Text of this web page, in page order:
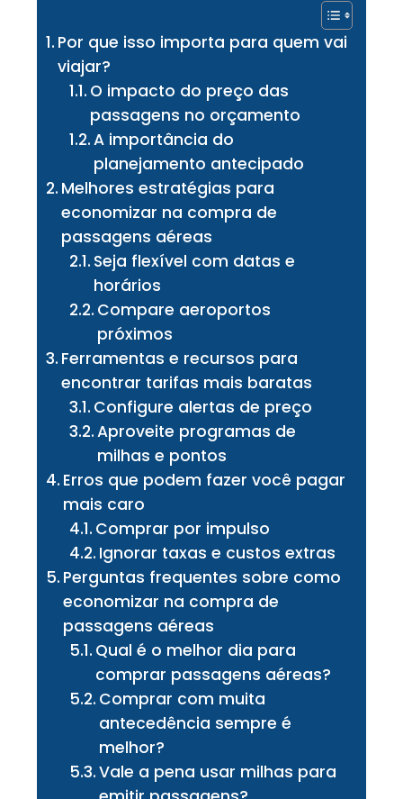
Por que isso importa para quem vai
viajar?
O impacto do preço das
passagens no orçamento
A importância do
planejamento antecipado
Melhores estratégias para
economizar na compra de
passagens aéreas
Seja flexível com datas e
horários
Compare aeroportos
próximos
Ferramentas e recursos para
encontrar tarifas mais baratas
Configure alertas de preço
Aproveite programas de
milhas e pontos
Erros que podem fazer você pagar
mais caro
Comprar por impulso
Ignorar taxas e custos extras
Perguntas frequentes sobre como
economizar na compra de
passagens aéreas
Qual é o melhor dia para
comprar passagens aéreas?
Comprar com muita
antecedência sempre é
melhor?
Vale a pena usar milhas para